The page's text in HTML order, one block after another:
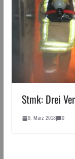
Stmk: Drei
9. März 2018 0